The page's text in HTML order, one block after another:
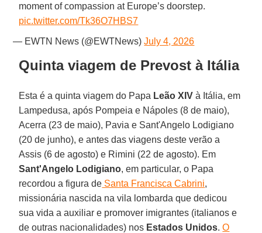
moment of compassion at Europe’s doorstep.
pic.twitter.com/Tk36O7HBS7
— EWTN News (@EWTNews)July 4, 2026
Quinta viagem de Prevost à Itália
Esta é a quinta viagem do Papa Leão XIV à Itália, em
Lampedusa, após Pompeia e Nápoles (8 de maio),
Acerra (23 de maio), Pavia e Sant'Angelo Lodigiano
(20 de junho), e antes das viagens deste verão a
Assis (6 de agosto) e Rimini (22 de agosto). Em
Sant'Angelo Lodigiano, em particular, o Papa
recordou a figura de Santa Francisca Cabrini,
missionária nascida na vila lombarda que dedicou
sua vida a auxiliar e promover imigrantes (italianos e
de outras nacionalidades) nos Estados Unidos.O